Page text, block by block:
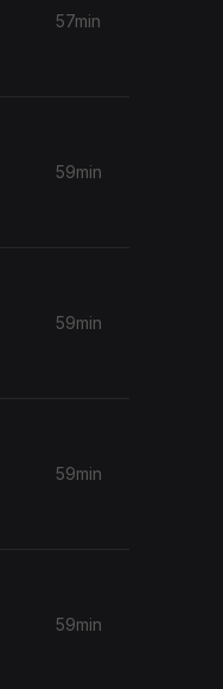
57min
59min
59min
59min
59min